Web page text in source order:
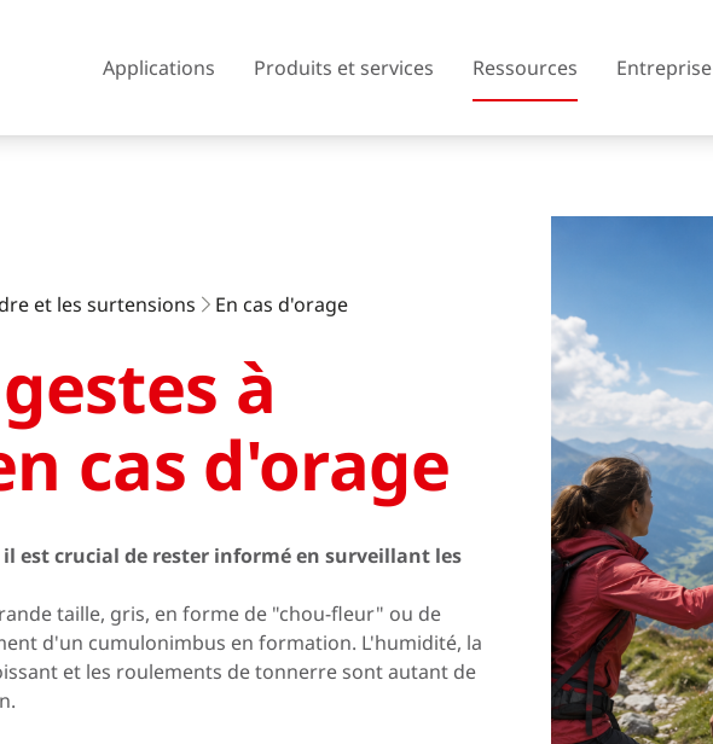
Applications Produits et services Ressources Entreprise
Danemark
Finlande
France
Royaume-Uni
Grèce
Islande
Italie
Macédoine du Nord
Norway
Pologne
Roumanie
Slovaquie
Espagne
Suède
Ukraine
et les surtensions En cas d'orage
à
cas d'orage
est crucial de rester informé en surveillant les
taille, gris, en forme de "chou-fleur" ou de
d'un cumulonimbus en formation. L'humidité, la
et les roulements de tonnerre sont autant de